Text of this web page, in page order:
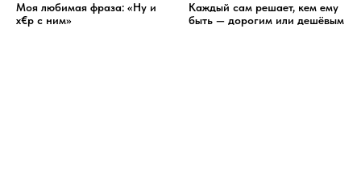
Моя любимая фраза: «Ну и
x€p с ним»
Каждый сам решает, кем ему
быть — дорогим или дешёвым